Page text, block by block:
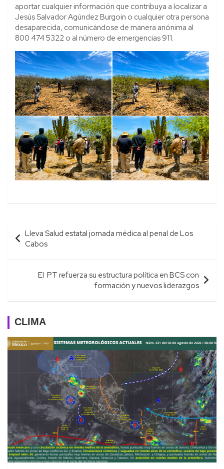
aportar cualquier información que contribuya a localizar a
Jesús Salvador Agúndez Burgoin o cualquier otra persona
desaparecida, comunicándose de manera anónima al
800 474 5322 o al número de emergencias 911.
Navegación
de
entradas
Lleva Salud estatal jornada médica al penal de Los
Cabos
El PT refuerza su estructura política en BCS con
formación y nuevos liderazgos
CLIMA